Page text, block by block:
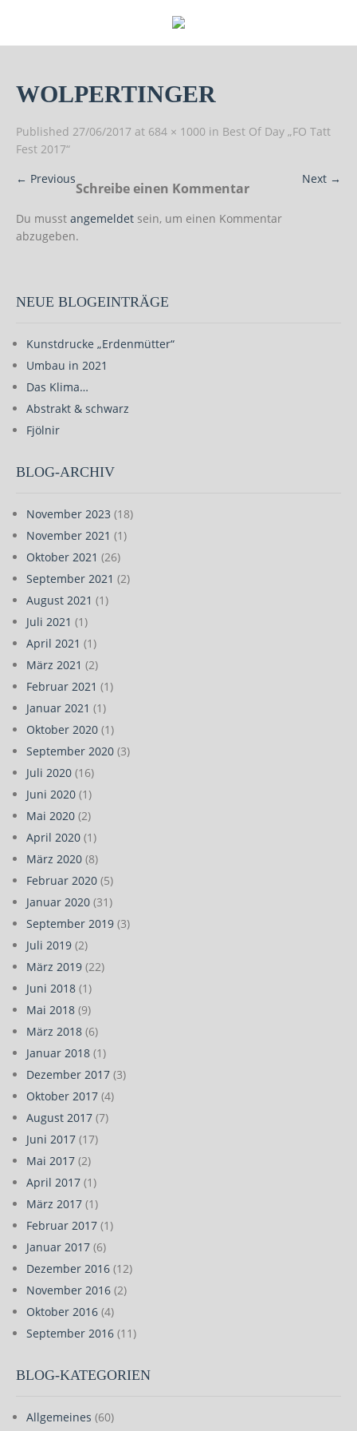
WOLPERTINGER
Published 27/06/2017 at 684 × 1000 in Best Of Day „FO Tatt
Fest 2017“
← Previous Next →
Schreibe einen Kommentar
Du musst angemeldet sein, um einen Kommentar
abzugeben.
NEUE BLOGEINTRÄGE
Kunstdrucke „Erdenmütter“
Umbau in 2021
Das Klima…
Abstrakt & schwarz
Fjölnir
BLOG-ARCHIV
November 2023 (18)
November 2021 (1)
Oktober 2021 (26)
September 2021 (2)
August 2021 (1)
Juli 2021 (1)
April 2021 (1)
März 2021 (2)
Februar 2021 (1)
Januar 2021 (1)
Oktober 2020 (1)
September 2020 (3)
Juli 2020 (16)
Juni 2020 (1)
Mai 2020 (2)
April 2020 (1)
März 2020 (8)
Februar 2020 (5)
Januar 2020 (31)
September 2019 (3)
Juli 2019 (2)
März 2019 (22)
Juni 2018 (1)
Mai 2018 (9)
März 2018 (6)
Januar 2018 (1)
Dezember 2017 (3)
Oktober 2017 (4)
August 2017 (7)
Juni 2017 (17)
Mai 2017 (2)
April 2017 (1)
März 2017 (1)
Februar 2017 (1)
Januar 2017 (6)
Dezember 2016 (12)
November 2016 (2)
Oktober 2016 (4)
September 2016 (11)
BLOG-KATEGORIEN
Allgemeines (60)